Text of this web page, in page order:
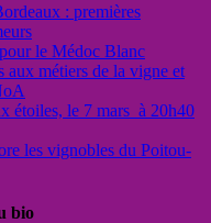
: premières
le Médoc Blanc
aux métiers de la vigne et
étoiles, le 7 mars à 20h40
les vignobles du Poitou-
bio